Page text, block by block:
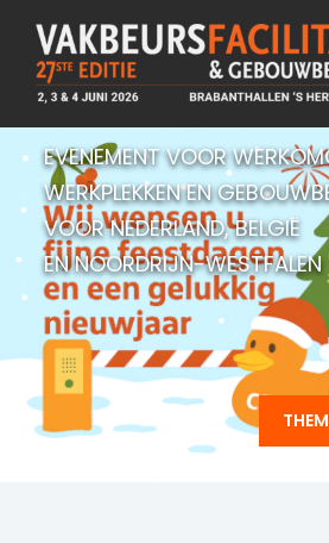
EVENEMENT VOOR
WERKPLEKKEN EN
VOOR NEDERLAND, BELGIË
EN NOORDRIJN-WESTFALEN